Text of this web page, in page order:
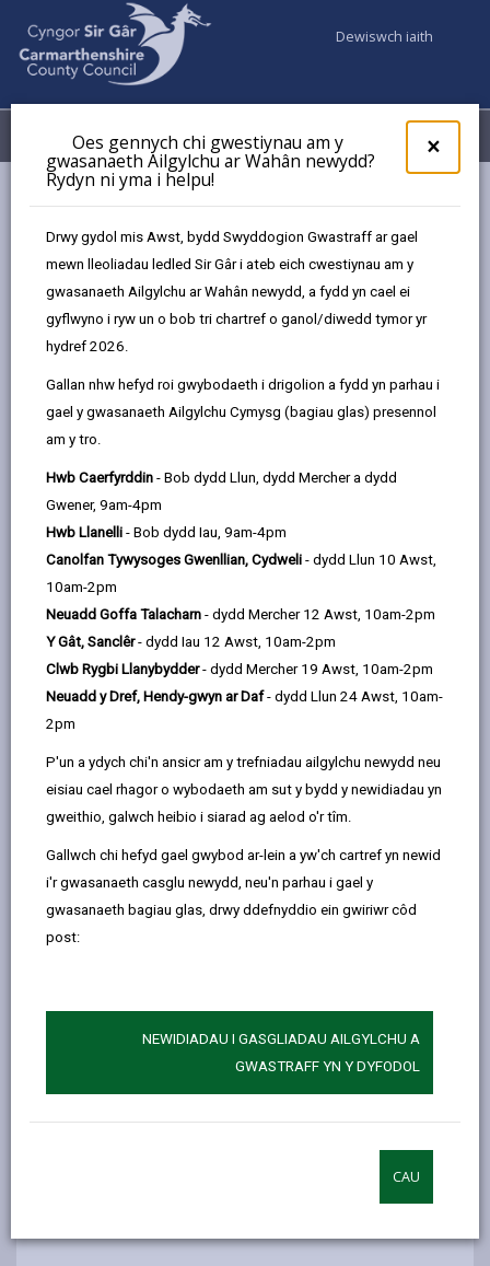
×
Oes gennych chi gwestiynau am y
gwasanaeth Ailgylchu ar Wahân newydd?
Rydyn ni yma i helpu!
Drwy gydol mis Awst, bydd Swyddogion Gwastraff ar gael
mewn lleoliadau ledled Sir Gâr i ateb eich cwestiynau am y
gwasanaeth Ailgylchu ar Wahân newydd, a fydd yn cael ei
gyflwyno i ryw un o bob tri chartref o ganol/diwedd tymor yr
hydref 2026.
Gallan nhw hefyd roi gwybodaeth i drigolion a fydd yn parhau i
gael y gwasanaeth Ailgylchu Cymysg (bagiau glas) presennol
am y tro.
Hwb Caerfyrddin - Bob dydd Llun, dydd Mercher a dydd
Gwener, 9am-4pm
Hwb Llanelli - Bob dydd Iau, 9am-4pm
Canolfan Tywysoges Gwenllian, Cydweli - dydd Llun 10 Awst,
10am-2pm
Neuadd Goffa Talacharn - dydd Mercher 12 Awst, 10am-2pm
Y Gât, Sanclêr- dydd Iau 12 Awst, 10am-2pm
Clwb Rygbi Llanybydder- dydd Mercher 19 Awst, 10am-2pm
Neuadd y Dref, Hendy-gwyn ar Daf- dydd Llun 24 Awst, 10am-
2pm
P'un a ydych chi'n ansicr am y trefniadau ailgylchu newydd neu
eisiau cael rhagor o wybodaeth am sut y bydd y newidiadau yn
gweithio, galwch heibio i siarad ag aelod o'r tîm.
Gallwch chi hefyd gael gwybod ar-lein a yw'ch cartref yn newid
i'r gwasanaeth casglu newydd, neu'n parhau i gael y
gwasanaeth bagiau glas, drwy ddefnyddio ein gwiriwr côd
post:
NEWIDIADAU I GASGLIADAU AILGYLCHU A
GWASTRAFF YN Y DYFODOL
CAU
Dewiswch iaith
Dewislen
Dod o hyd i ysgol
Stebonheath
Ystod oedran
Dewis iaith
DALGYLCHOEDD
(YN AGOR MEWN TAB
NEWYDD )
Stebonheath
Marble Hall Road, Llanelli. SA15 1NB
01554 758603
admin@stebonheath.ysgolccc.cymru